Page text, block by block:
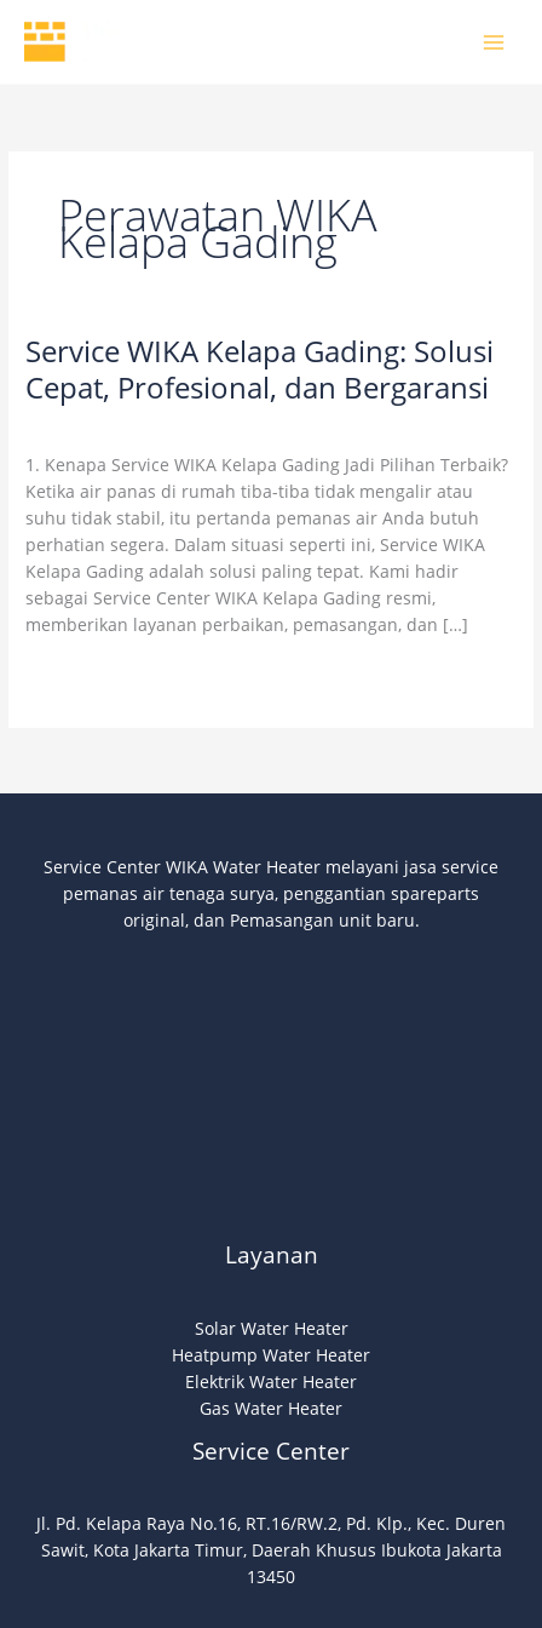
content
Perawatan WIKA
Kelapa Gading
Service WIKA Kelapa Gading: Solusi
Cepat, Profesional, dan Bergaransi
1. Kenapa Service WIKA Kelapa Gading Jadi Pilihan Terbaik?
Ketika air panas di rumah tiba-tiba tidak mengalir atau
suhu tidak stabil, itu pertanda pemanas air Anda butuh
perhatian segera. Dalam situasi seperti ini, Service WIKA
Kelapa Gading adalah solusi paling tepat. Kami hadir
sebagai Service Center WIKA Kelapa Gading resmi,
memberikan layanan perbaikan, pemasangan, dan […]
Service
Kelapa
Cepat,
Profesional,
dan
Bergaransi
Service Center WIKA Water Heater melayani jasa service
pemanas air tenaga surya, penggantian spareparts
original, dan Pemasangan unit baru.
Layanan
Solar Water Heater
Heatpump Water Heater
Elektrik Water Heater
Gas Water Heater
Service Center
Jl. Pd. Kelapa Raya No.16, RT.16/RW.2, Pd. Klp., Kec. Duren
Sawit, Kota Jakarta Timur, Daerah Khusus Ibukota Jakarta
13450